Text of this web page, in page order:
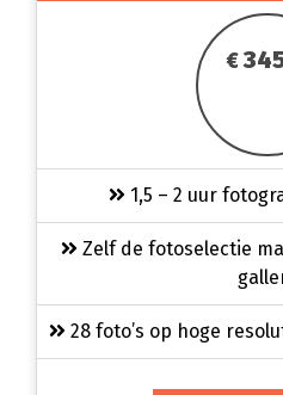
€
1,5 – 2 uur
Zelf de fotoselectie
28 foto’s op hoge